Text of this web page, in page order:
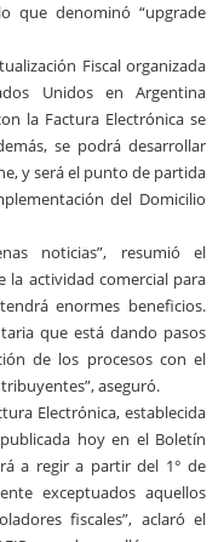
que denominó “upgrade
Fiscal organizada
Unidos en Argentina
la Factura Electrónica se
se podrá desarrollar
y será el punto de partida
del Domicilio
noticias”, resumió el
actividad comercial para
enormes beneficios.
que está dando pasos
de los procesos con el
aseguró.
Electrónica, establecida
hoy en el Boletín
a regir a partir del 1° de
exceptuados aquellos
fiscales”, aclaró el